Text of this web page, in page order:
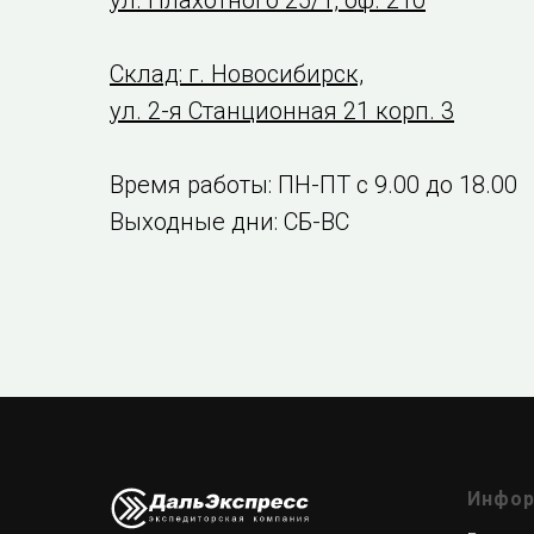
Склад: г. Новосибирск,
ул. 2-я Станционная 21 корп. 3
Время работы: ПН-ПТ с 9.00 до 18.00
Выходные дни: СБ-ВС